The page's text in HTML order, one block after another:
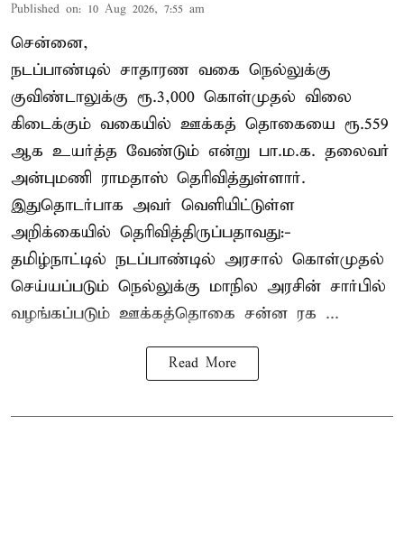
Published on: 10 Aug 2026, 7:55 am
சென்னை,
நடப்பாண்டில் சாதாரண வகை நெல்லுக்கு
குவிண்டாலுக்கு ரூ.3,000 கொள்முதல் விலை
கிடைக்கும் வகையில் ஊக்கத் தொகையை ரூ.559
ஆக உயர்த்த வேண்டும் என்று பா.ம.க. தலைவர்
அன்புமணி ராமதாஸ் தெரிவித்துள்ளார்.
இதுதொடர்பாக அவர் வெளியிட்டுள்ள
அறிக்கையில் தெரிவித்திருப்பதாவது:-
தமிழ்நாட்டில் நடப்பாண்டில் அரசால் கொள்முதல்
செய்யப்படும் நெல்லுக்கு மாநில அரசின் சார்பில்
வழங்கப்படும் ஊக்கத்தொகை சன்ன ரக ...
Read More